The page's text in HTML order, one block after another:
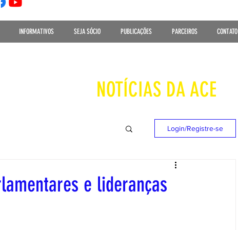
INFORMATIVOS SEJA SÓCIO PUBLICAÇÕES PARCEIROS CONTATO
NOTÍCIAS DA ACE
Login/Registre-se
e lideranças